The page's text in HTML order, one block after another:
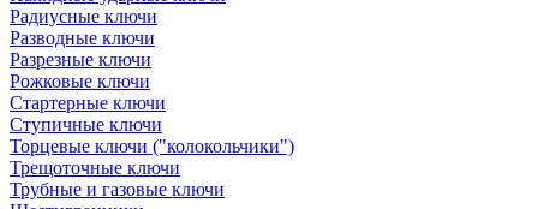
Радиусные ключи
Разводные ключи
Разрезные ключи
Рожковые ключи
Стартерные ключи
Ступичные ключи
Торцевые ключи ("колокольчики")
Трещоточные ключи
Трубные и газовые ключи